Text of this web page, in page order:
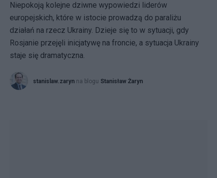
Niepokoją kolejne dziwne wypowiedzi liderów
europejskich, które w istocie prowadzą do paraliżu
działań na rzecz Ukrainy. Dzieje się to w sytuacji, gdy
Rosjanie przejęli inicjatywę na froncie, a sytuacja Ukrainy
staje się dramatyczna.
stanislaw.zaryn na blogu Stanisław Żaryn